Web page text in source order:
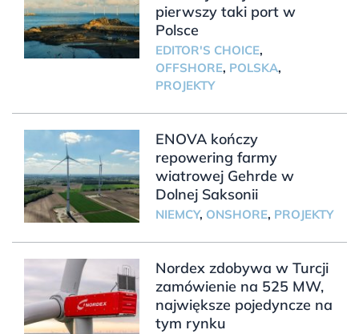
pierwszy taki port w
Polsce
EDITOR'S CHOICE,
OFFSHORE, POLSKA,
PROJEKTY
ENOVA kończy
repowering farmy
wiatrowej Gehrde w
Dolnej Saksonii
NIEMCY, ONSHORE, PROJEKTY
Nordex zdobywa w Turcji
zamówienie na 525 MW,
największe pojedyncze na
tym rynku